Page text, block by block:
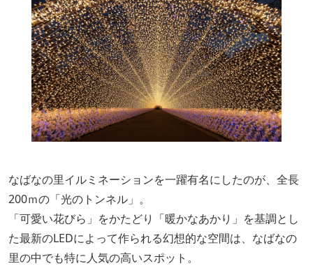
なばなの里イルミネーションを一躍有名にしたのが、全長
200ｍの「光のトンネル」。
「可愛い花びら」をかたどり「暖かなあかり」を基調とし
た最新のLEDによって作られる幻想的な空間は、なばなの
里の中でも特に人気の高いスポット。